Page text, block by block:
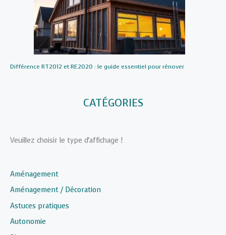
Différence RT2012 et RE2020 : le guide essentiel pour rénover
CATÉGORIES
Veuillez choisir le type d'affichage !
Aménagement
Aménagement / Décoration
Astuces pratiques
Autonomie